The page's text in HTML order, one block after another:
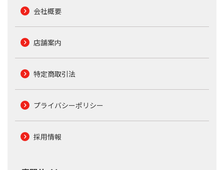
会社概要
店舗案内
特定商取引法
プライバシーポリシー
採用情報